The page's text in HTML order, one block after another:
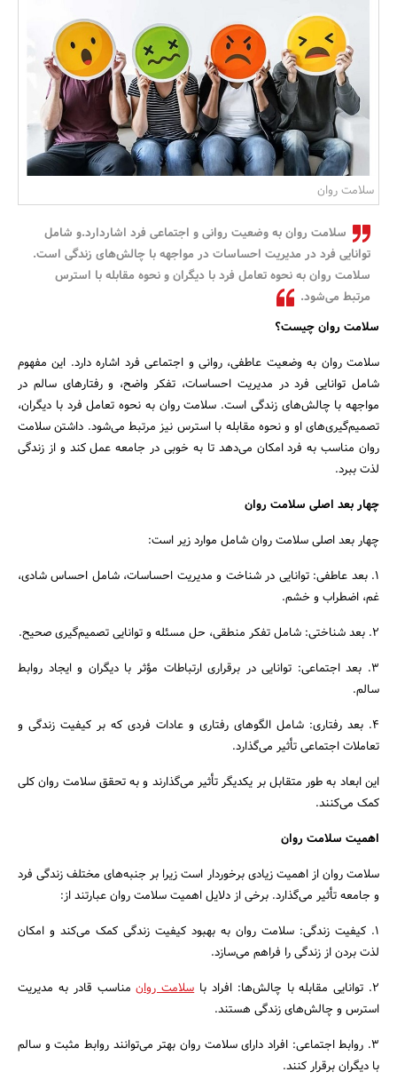
بانک، بیمه و سرمایه
مسکن و ساختمان
جستجو
سلامت روان
سلامت روان به وضعیت روانی و اجتماعی فرد اشاردارد.و شامل
توانایی فرد در مدیریت احساسات در مواجهه با چالش‌های زندگی است.
سلامت روان به نحوه تعامل فرد با دیگران و نحوه مقابله با استرس
مرتبط می‌شود.
سلامت روان چیست؟
سلامت روان به وضعیت عاطفی، روانی و اجتماعی فرد اشاره دارد. این مفهوم
شامل توانایی فرد در مدیریت احساسات، تفکر واضح، و رفتارهای سالم در
مواجهه با چالش‌های زندگی است. سلامت روان به نحوه تعامل فرد با دیگران،
تصمیم‌گیری‌های او و نحوه مقابله با استرس نیز مرتبط می‌شود. داشتن سلامت
روان مناسب به فرد امکان می‌دهد تا به خوبی در جامعه عمل کند و از زندگی
لذت ببرد.
چهار بعد اصلی سلامت روان
چهار بعد اصلی سلامت روان شامل موارد زیر است:
1. بعد عاطفی: توانایی در شناخت و مدیریت احساسات، شامل احساس شادی،
غم، اضطراب و خشم.
2. بعد شناختی: شامل تفکر منطقی، حل مسئله و توانایی تصمیم‌گیری صحیح.
3. بعد اجتماعی: توانایی در برقراری ارتباطات مؤثر با دیگران و ایجاد روابط
سالم.
4. بعد رفتاری: شامل الگوهای رفتاری و عادات فردی که بر کیفیت زندگی و
تعاملات اجتماعی تأثیر می‌گذارد.
این ابعاد به طور متقابل بر یکدیگر تأثیر می‌گذارند و به تحقق سلامت روان کلی
کمک می‌کنند.
اهمیت سلامت روان
سلامت روان از اهمیت زیادی برخوردار است زیرا بر جنبه‌های مختلف زندگی فرد
و جامعه تأثیر می‌گذارد. برخی از دلایل اهمیت سلامت روان عبارتند از:
1. کیفیت زندگی: سلامت روان به بهبود کیفیت زندگی کمک می‌کند و امکان
لذت بردن از زندگی را فراهم می‌سازد.
2. توانایی مقابله با چالش‌ها: افراد با
سلامت روانمناسب قادر به مدیریت
استرس و چالش‌های زندگی هستند.
3. روابط اجتماعی: افراد دارای سلامت روان بهتر می‌توانند روابط مثبت و سالم
با دیگران برقرار کنند.